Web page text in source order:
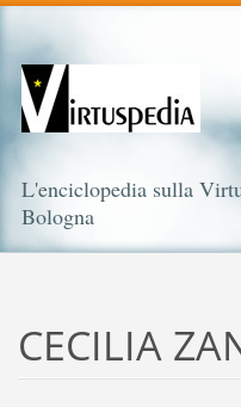
L'enciclopedia sulla
Bologna
CECILIA